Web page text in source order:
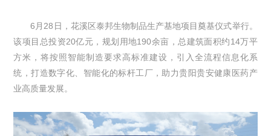
6月28日，花溪区泰邦生物制品生产基地项目奠基仪式举行。
该项目总投资20亿元，规划用地190余亩，总建筑面积约14万平
方米，将按照智能制造要求高标准建设，引入全流程信息化系
统，打造数字化、智能化的标杆工厂，助力贵阳贵安健康医药产
业高质量发展。